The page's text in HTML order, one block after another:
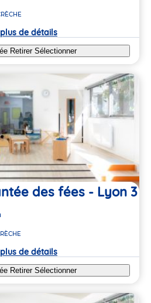
de détails
Retirer Sélectionner
des fées - Lyon 3
de détails
Retirer Sélectionner